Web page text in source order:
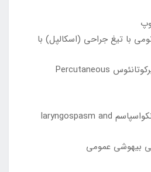
با تیغ جراحی (اسکالپل) با
تراکئوستومی پرکوتانئوس Percutaneous
لارنگواسپاسم و برونکواسپاسم laryngospasm and
بیهوشی عمومی